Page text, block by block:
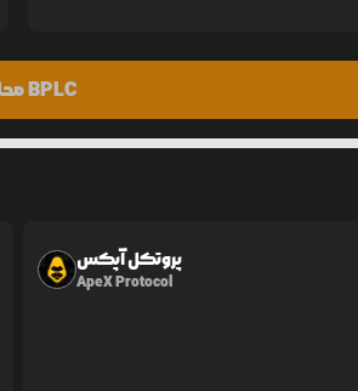
محاسبه BPLC
پروتکل آپکس
ApeX Protocol